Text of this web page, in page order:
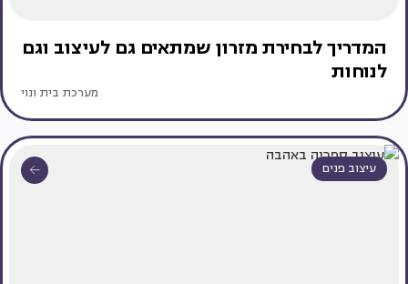
המדריך לבחירת מזרון שמתאים גם לעיצוב וגם
לנוחות
מערכת בית ונוי
עיצוב פנים